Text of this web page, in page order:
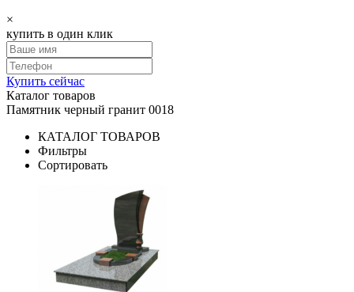
×
купить в один клик
Купить сейчас
Каталог товаров
Памятник черный гранит 0018
КАТАЛОГ ТОВАРОВ
Фильтры
Сортировать